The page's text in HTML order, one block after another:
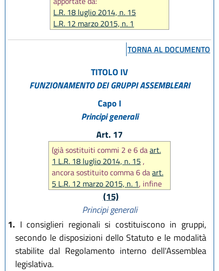
L.R. 18 luglio 2014, n. 15
L.R. 12 marzo 2015, n. 1
L.R. 21 ottobre 2015, n.17
L.R. 27 dicembre 2017, n.25
L.R. 20 dicembre 2018, n. 21
L.R. 30 luglio 2019, n. 13
L.R. 3 agosto 2022, n. 11
L.R. 27 dicembre 2022, n. 23
TORNA AL DOCUMENTO
TITOLO IV
FUNZIONAMENTO DEI GRUPPI ASSEMBLEARI
Capo I
Principi generali
Art. 17
(già sostituiti commi 2 e 6 daart.
1 L.R. 18 luglio 2014, n. 15 ,
ancora sostituito comma 6 daart.
5 L.R. 12 marzo 2015, n. 1, infine
abrogato comma 7 da
12 marzo 2015, n. 1)
(15)
Principi generali
1. I consiglieri regionali si costituiscono in gruppi,
secondo le disposizioni dello Statuto e le modalità
stabilite dal Regolamento interno dell'Assemblea
legislativa.